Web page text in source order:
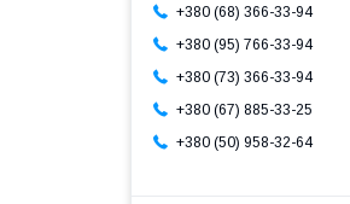
+380 (68) 366-33-94
+380 (95) 766-33-94
+380 (73) 366-33-94
+380 (67) 885-33-25
+380 (50) 958-32-64